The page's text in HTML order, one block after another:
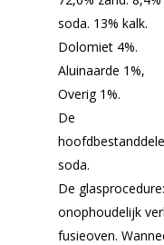
soda. 13% kalk.
Dolomiet 4%.
Aluinaarde 1%,
Overig 1%.
De
soda.
De
onophoudelijk
fusieoven.